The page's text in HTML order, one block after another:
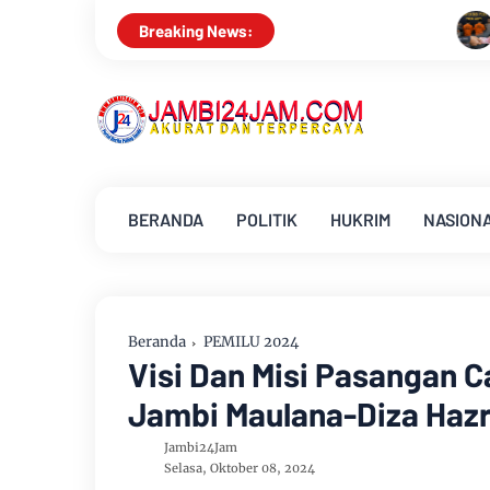
Breaking News:Ambisi Menjadi Polisi
BERANDA POLITIK HUKRIM
Beranda PEMILU 2024
Visi Dan Misi Pasangan
Jambi Maulana-Diza
Jambi24Jam
Selasa, Oktober 08, 2024